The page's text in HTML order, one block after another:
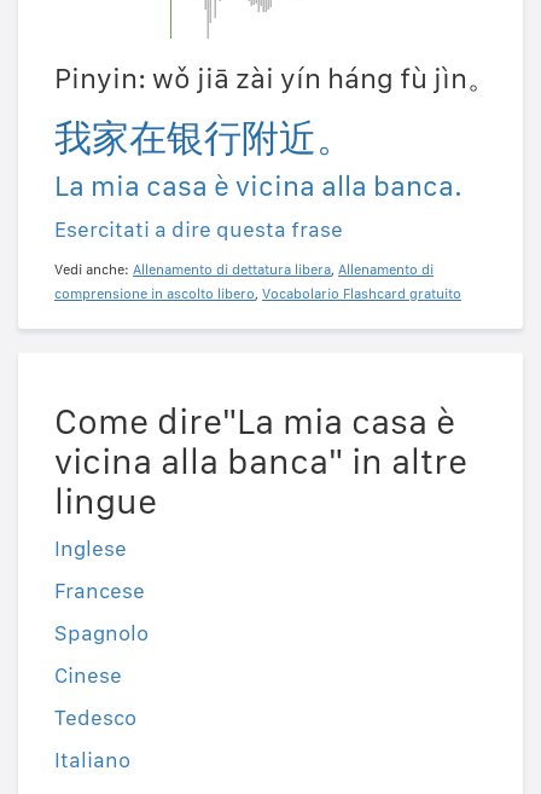
Pinyin: wǒ jiā zài yín háng fù jìn。
我家在银行附近。
La mia casa è vicina alla banca.
Esercitati a dire questa frase
Vedi anche: Allenamento di dettatura libera, Allenamento di
comprensione in ascolto libero, Vocabolario Flashcard gratuito
Come dire"La mia casa è
vicina alla banca" in altre
lingue
Inglese
Francese
Spagnolo
Cinese
Tedesco
Italiano